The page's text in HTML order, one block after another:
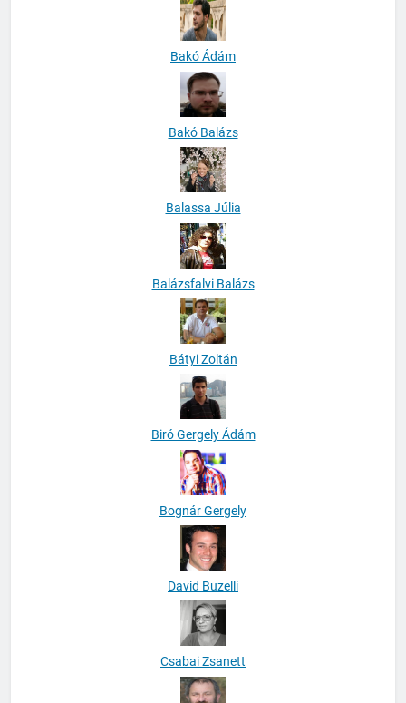
Bakó Ádám
Bakó Balázs
Balassa Júlia
Balázsfalvi Balázs
Bátyi Zoltán
Biró Gergely Ádám
Bognár Gergely
David Buzelli
Csabai Zsanett